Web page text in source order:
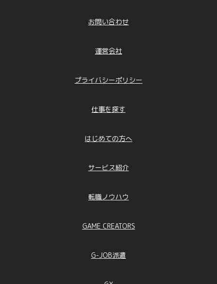
お問い合わせ
運営会社
プライバシーポリシー
仕事を探す
はじめての方へ
サービス紹介
転職ノウハウ
GAME CREATORS
G-JOB派遣